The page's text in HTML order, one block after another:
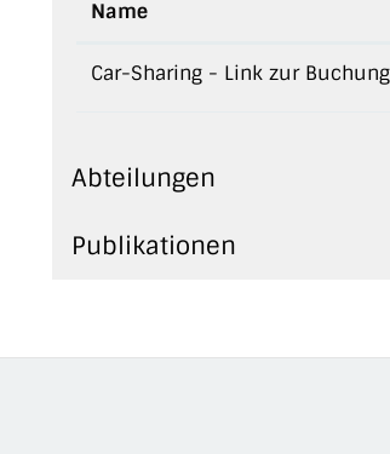
Name
Car-Sharing - Link zur
Abteilungen
Publikationen